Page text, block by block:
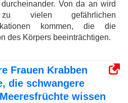
durcheinander. Von da an wird
vielen gefährlichen
kommen, die die
des Körpers beeinträchtigen.
Frauen Krabben
die schwangere
wissen